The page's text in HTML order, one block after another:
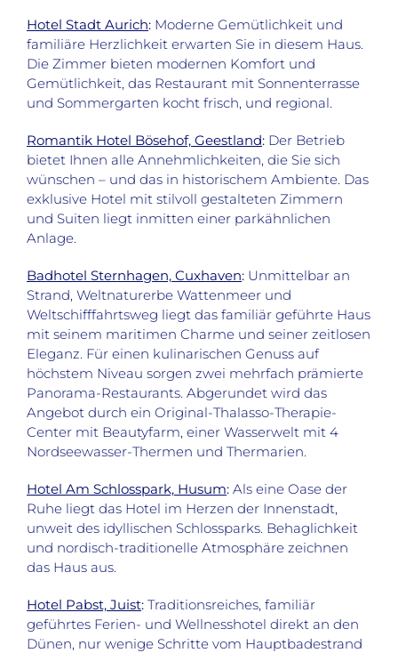
Hotel Stadt Aurich: Moderne Gemütlichkeit und
familiäre Herzlichkeit erwarten Sie in diesem Haus.
Die Zimmer bieten modernen Komfort und
Gemütlichkeit, das Restaurant mit Sonnenterrasse
und Sommergarten kocht frisch, und regional.
Romantik Hotel Bösehof, Geestland: Der Betrieb
bietet Ihnen alle Annehmlichkeiten, die Sie sich
wünschen – und das in historischem Ambiente. Das
exklusive Hotel mit stilvoll gestalteten Zimmern
und Suiten liegt inmitten einer parkähnlichen
Anlage.
Badhotel Sternhagen, Cuxhaven: Unmittelbar an
Strand, Weltnaturerbe Wattenmeer und
Weltschifffahrtsweg liegt das familiär geführte Haus
mit seinem maritimen Charme und seiner zeitlosen
Eleganz. Für einen kulinarischen Genuss auf
höchstem Niveau sorgen zwei mehrfach prämierte
Panorama-Restaurants. Abgerundet wird das
Angebot durch ein Original-Thalasso-Therapie-
Center mit Beautyfarm, einer Wasserwelt mit 4
Nordseewasser-Thermen und Thermarien.
Hotel Am Schlosspark, Husum: Als eine Oase der
Ruhe liegt das Hotel im Herzen der Innenstadt,
unweit des idyllischen Schlossparks. Behaglichkeit
und nordisch-traditionelle Atmosphäre zeichnen
das Haus aus.
Hotel Pabst, Juist: Traditionsreiches, familiär
geführtes Ferien- und Wellnesshotel direkt an den
Dünen, nur wenige Schritte vom Hauptbadestrand